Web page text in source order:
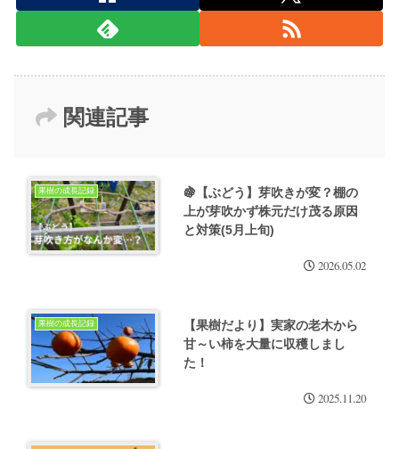
関連記事
果樹の成長記録
🍇【ぶどう】芽吹きが変？棚の
上が芽吹かず株元だけ茂る原因
と対策(5月上旬)
2026.05.02
果樹の成長記録
【果樹だより】実家の老木から
甘～い柿を大量に収穫しまし
た！
2025.11.20